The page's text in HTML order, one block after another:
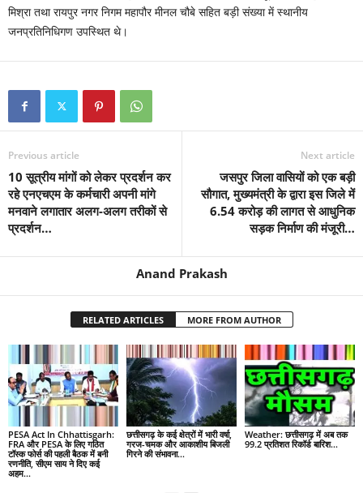
मिश्रा तथा रायपुर नगर निगम महापौर मीनल चौबे सहित बड़ी संख्या में स्थानीय
जनप्रतिनिधिगण उपस्थित थे।
Previous article
10 सूत्रीय मांगों को लेकर प्रदर्शन कर
रहे एनएचएम के कर्मचारी अपनी मांगे
मनवाने लगातार अलग-अलग तरीकों से
प्रदर्शन…
Next article
जसपुर जिला वासियों को एक बड़ी
सौगात, मुख्यमंत्री के द्वारा इस जिले में
6.54 करोड़ की लागत से आधुनिक
सड़क निर्माण की मंजूरी…
Anand Prakash
RELATED ARTICLES MORE FROM AUTHOR
PESA Act In Chhattisgarh:
FRA और PESA के लिए गठित
टॉस्क फोर्स की पहली बैठक में बनी
रणनीति, सीएम साय ने दिए कई
अहम...
छत्तीसगढ़ के कई क्षेत्रों में भारी वर्षा,
गरज-चमक और आकाशीय बिजली
गिरने की संभावना…
Weather: छत्तीसगढ़ में अब तक
99.2 प्रतिशत रिकॉर्ड बारिश…